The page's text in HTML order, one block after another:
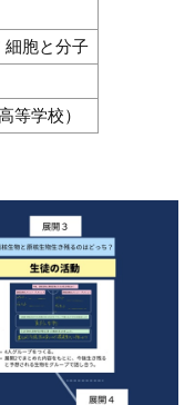
胞と分子
等学校）